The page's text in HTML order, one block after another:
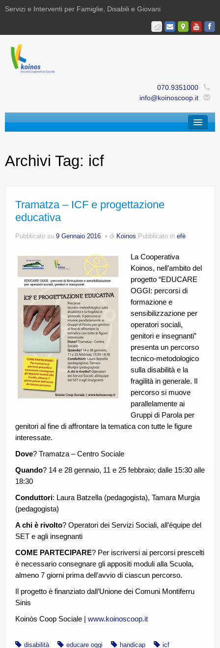
Servizi e Interventi per Famiglie, Disabili e Giovani
070.9351000
info@koinoscoop.it
Area Famiglie e Minori | Efè
Area Giovani | Bajania
Area Ricerca, Documentazione e Formazione |
Whistleblowing
Lavora con noi
Centro Antiviolenza “Feminas” | PLUS Sanluri –
Guspini
Archivi Tag: icf
Tramatza – ICF e progettazione
educativa
Pubblicato su 9 Gennaio 2016 di Koinos Pubblicato in efè
La Cooperativa
Koinos, nell’ambito del
progetto “EDUCARE
OGGI: percorsi di
formazione e
sensibilizzazione per
operatori sociali,
genitori e insegnanti”
presenta un percorso
tecnico-metodologico
sulla disabilità e la
fragilità in generale. Il
percorso si muove
parallelamente ai
Gruppi di Parola per
genitori al fine di affrontare la tematica con tutte le figure
interessate.
Dove? Tramatza – Centro Sociale
Quando? 14 e 28 gennaio, 11 e 25 febbraio; dalle 15:30 alle
18:30
Conduttori: Laura Batzella (pedagogista), Tamara Murgia
(pedagogista)
A chi è rivolto? Operatori dei Servizi Sociali, all’équipe del
SET e agli insegnanti
COME PARTECIPARE? Per iscriversi ai percorsi prescelti
è necessario consegnare gli appositi moduli alla Scuola,
almeno 7 giorni prima dell’avvio di ciascun percorso.
Il progetto è finanziato dall’Unione dei Comuni Montiferru
Sinis
Koinòs Coop Sociale | www.koinoscoop.it
disabilità educare oggi handicap icf